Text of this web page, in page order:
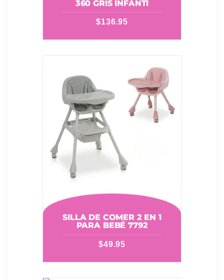
360 GRIS INFANTI
$136.95
SILLA DE COMER 2 EN 1
PARA BEBÉ 7792
$49.95